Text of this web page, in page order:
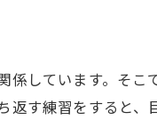
しています。そ
す練習をすると